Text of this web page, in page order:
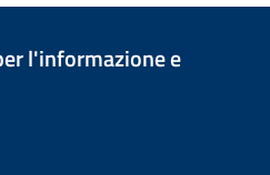
l'informazione e